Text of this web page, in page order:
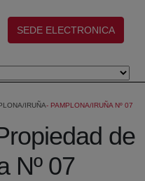
(abre en nueva ventana)
SEDE ELECTRONICA
IRUÑA PAMPLONA/IRUÑA Nº 07
de
Nº 07